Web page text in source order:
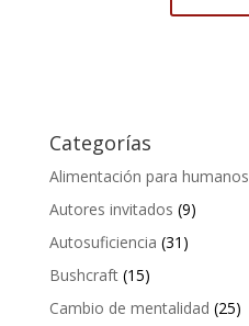
Categorías
Alimentación para humanos
Autores invitados (9)
Autosuficiencia (31)
Bushcraft(15)
Cambio de mentalidad (25)